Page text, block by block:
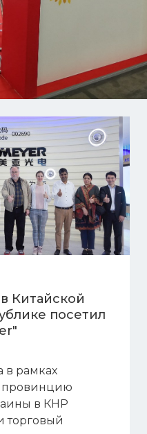
Китайской
посетил
в рамках
провинцию
в КНР
торговый